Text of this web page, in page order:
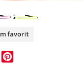
favorit
Email